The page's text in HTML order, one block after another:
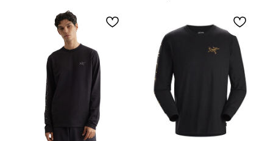
AND WANDER
AND WANDER
ARC'TERYX
ARC'TERYX